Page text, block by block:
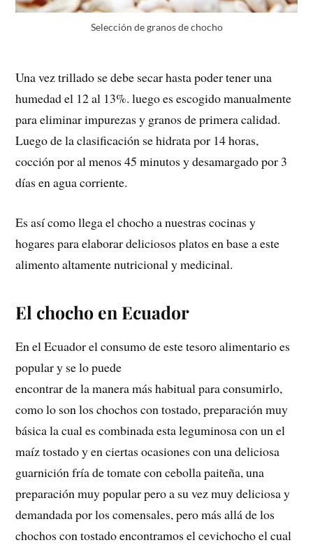
Selección de granos de chocho
Una vez trillado se debe secar hasta poder tener una
humedad el 12 al 13%. luego es escogido manualmente
para eliminar impurezas y granos de primera calidad.
Luego de la clasificación se hidrata por 14 horas,
cocción por al menos 45 minutos y desamargado por 3
días en agua corriente.
Es así como llega el chocho a nuestras cocinas y
hogares para elaborar deliciosos platos en base a este
alimento altamente nutricional y medicinal.
El chocho en Ecuador
En el Ecuador el consumo de este tesoro alimentario es
popular y se lo puede
encontrar de la manera más habitual para consumirlo,
como lo son los chochos con tostado, preparación muy
básica la cual es combinada esta leguminosa con un el
maíz tostado y en ciertas ocasiones con una deliciosa
guarnición fría de tomate con cebolla paiteña, una
preparación muy popular pero a su vez muy deliciosa y
demandada por los comensales, pero más allá de los
chochos con tostado encontramos el cevichocho el cual